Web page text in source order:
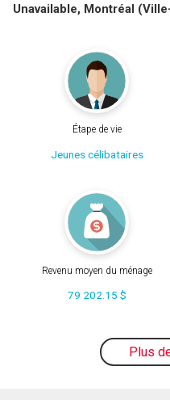
Unavailable, Montréal
Étape de vie
Jeunes célibataires
Revenu moyen du ménage
79 202.15 $
Plus